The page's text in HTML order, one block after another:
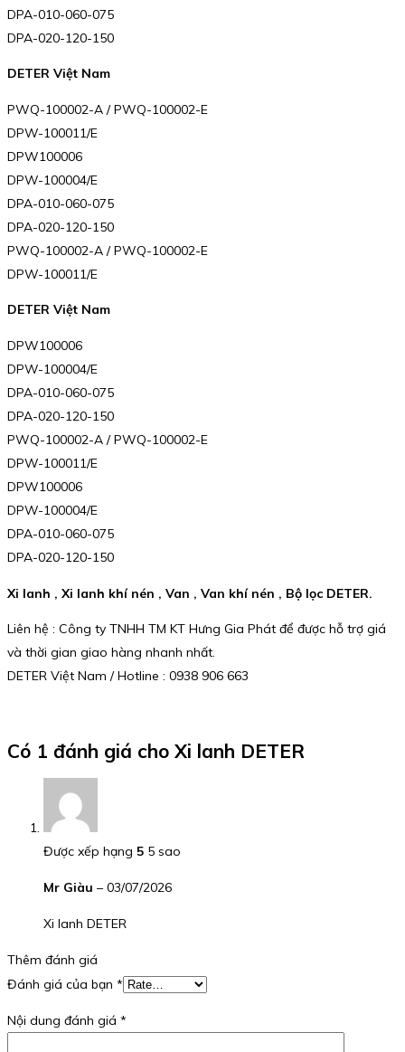
DPA-010-060-075
DPA-020-120-150
DETER Việt Nam
PWQ-100002-A / PWQ-100002-E
DPW-100011/E
DPW100006
DPW-100004/E
DPA-010-060-075
DPA-020-120-150
PWQ-100002-A / PWQ-100002-E
DPW-100011/E
DETER Việt Nam
DPW100006
DPW-100004/E
DPA-010-060-075
DPA-020-120-150
PWQ-100002-A / PWQ-100002-E
DPW-100011/E
DPW100006
DPW-100004/E
DPA-010-060-075
DPA-020-120-150
Xi lanh , Xi lanh khí nén , Van , Van khí nén , Bộ lọc DETER.
Liên hệ : Công ty TNHH TM KT Hưng Gia Phát để được hỗ trợ giá
và thời gian giao hàng nhanh nhất.
DETER Việt Nam / Hotline : 0938 906 663
Có 1 đánh giá cho Xi lanh DETER
Được xếp hạng 5 5 sao
Mr Giàu – 03/07/2026
Xi lanh DETER
Thêm đánh giá
Đánh giá của bạn *
Nội dung đánh giá *